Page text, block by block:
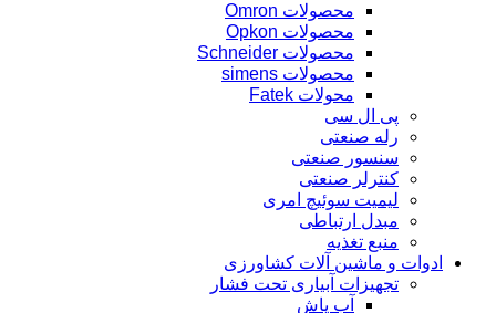
محصولات Omron
محصولات Opkon
محصولات Schneider
محصولات simens
محولات Fatek
پی ال سی
رله صنعتی
سنسور صنعتی
کنترلر صنعتی
لیمیت سوئیچ امری
مبدل ارتباطی
منبع تغذیه
ادوات و ماشین آلات کشاورزی
تجهیزات آبیاری تحت فشار
آب پاش